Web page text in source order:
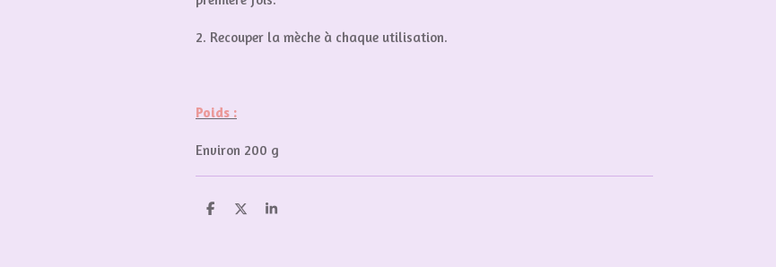
2. Recouper la mèche à chaque utilisation.
Poids :
Environ 200 g
P
P
P